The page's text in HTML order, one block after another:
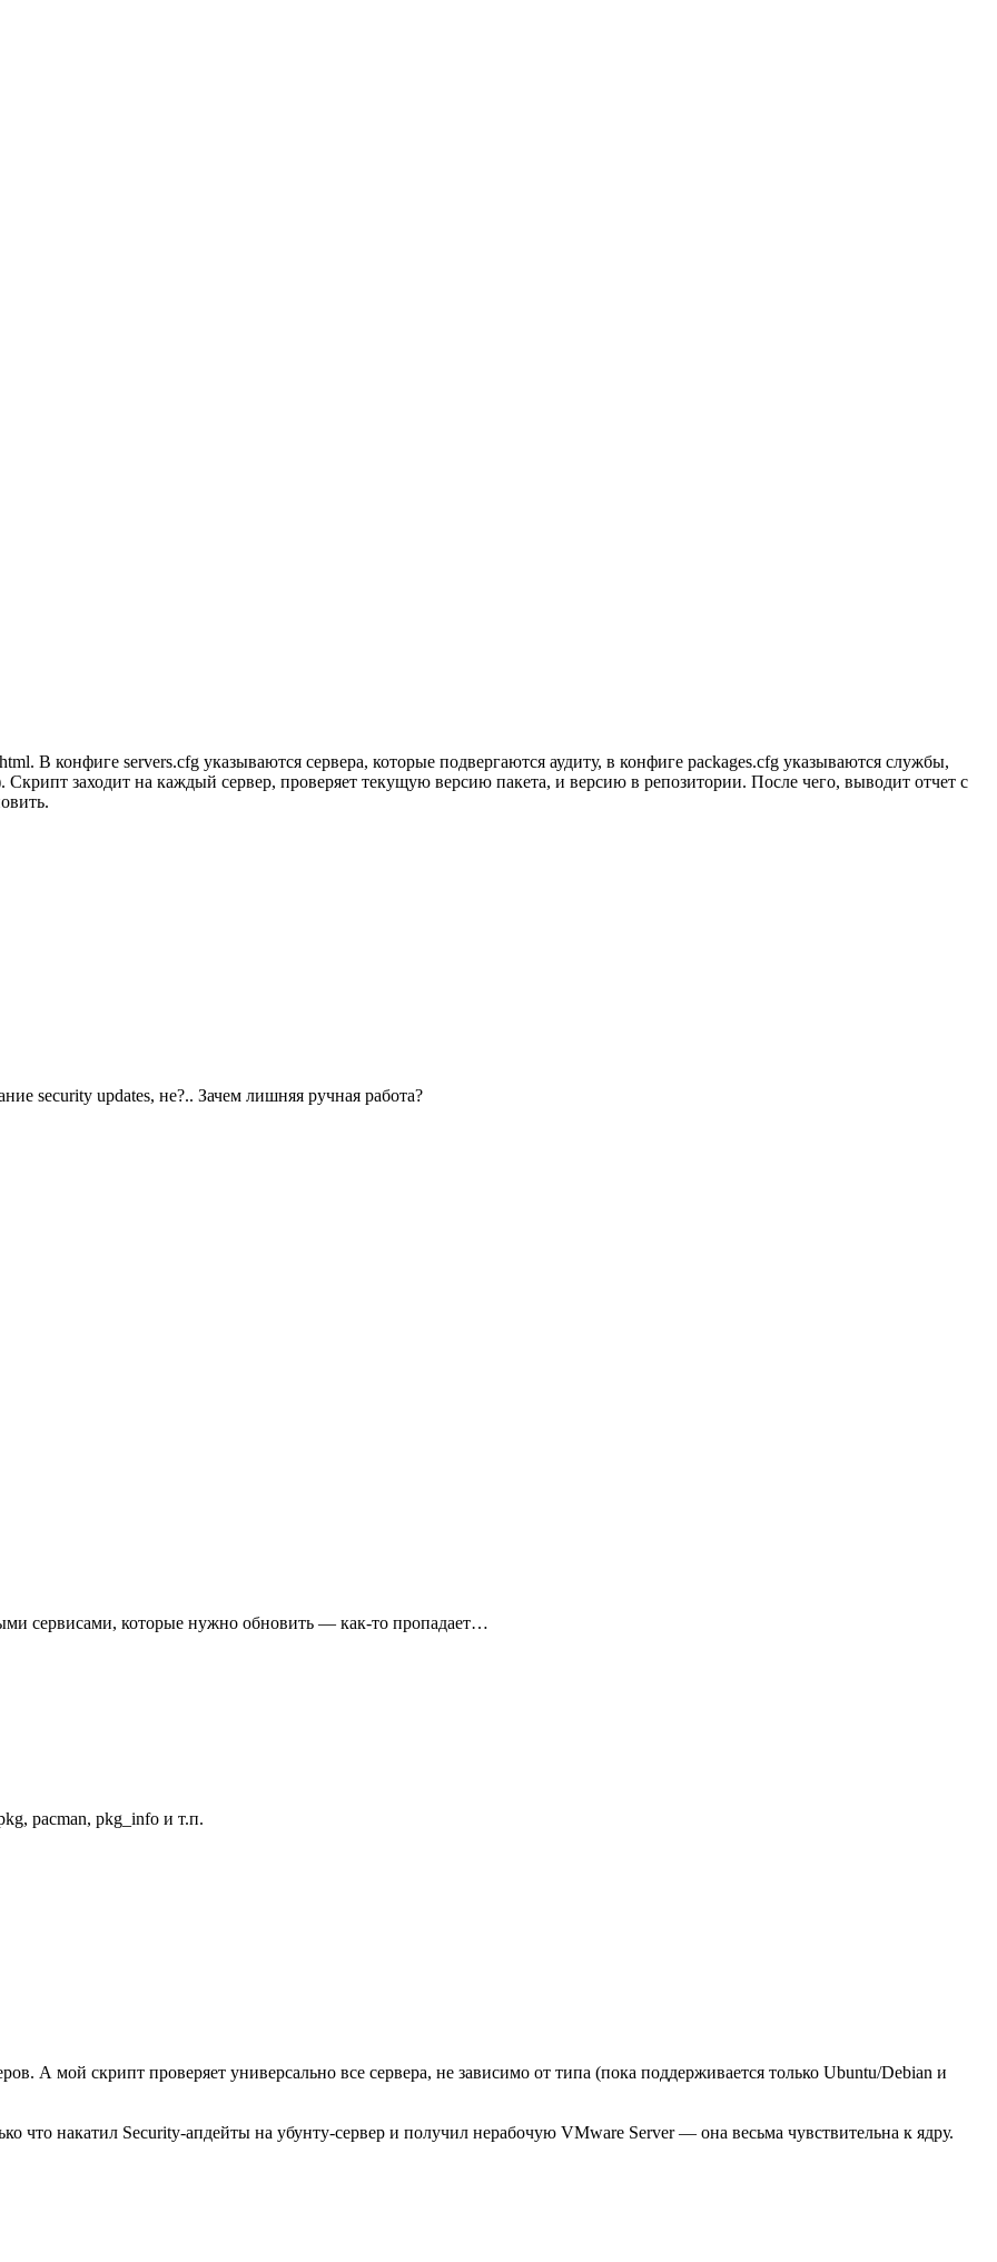
В конфиге servers.cfg указываются сервера, которые подвергаются аудиту, в конфиге packages.cfg указываются службы,
Скрипт заходит на каждый сервер, проверяет текущую версию пакета, и версию в репозитории. После чего, выводит отчет с
security updates, не?.. Зачем лишняя ручная работа?
сервисами, которые нужно обновить — как-то пропадает…
pacman, pkg_info и т.п.
А мой скрипт проверяет универсально все сервера, не зависимо от типа (пока поддерживается только Ubuntu/Debian и
что накатил Security-апдейты на убунту-сервер и получил нерабочую VMware Server — она весьма чувствительна к ядру.